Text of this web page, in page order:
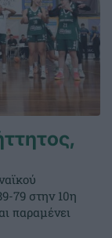
79 στην 10η
παραμένει